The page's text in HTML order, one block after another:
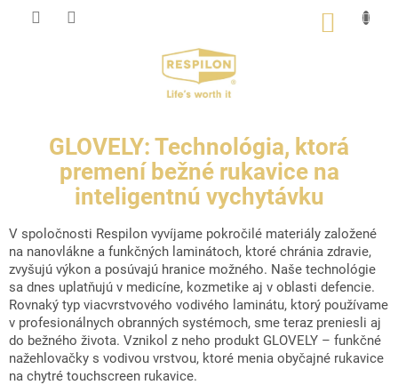
Prejsť
GLOVELY: Technológia, ktorá
premení bežné rukavice na
inteligentnú vychytávku
V spoločnosti Respilon vyvíjame pokročilé materiály založené
na nanovlákne a funkčných laminátoch, ktoré chránia zdravie,
zvyšujú výkon a posúvajú hranice možného. Naše technológie
sa dnes uplatňujú v medicíne, kozmetike aj v oblasti defencie.
Rovnaký typ viacvrstvového vodivého laminátu, ktorý používame
v profesionálnych obranných systémoch, sme teraz preniesli aj
do bežného života. Vznikol z neho produkt GLOVELY – funkčné
nažehlovačky s vodivou vrstvou, ktoré menia obyčajné rukavice
na chytré touchscreen rukavice.